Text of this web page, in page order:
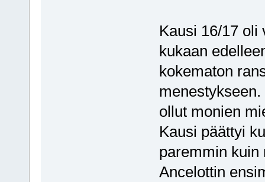
Kausi 16/17 oli
kukaan
kokematon
ollut monien
Kausi päättyi
paremmin kuin
Ancelottin